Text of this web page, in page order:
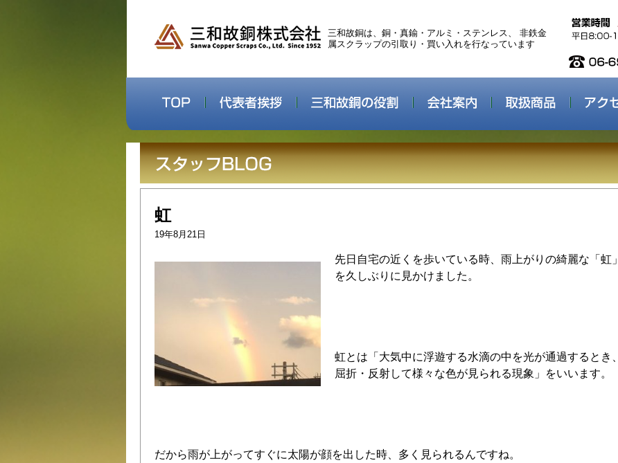
三和故銅は、銅・真鍮・アルミ・ステンレス、 非鉄金
属スクラップの引取り・買い入れを行なっています
虹
19年8月21日
先日自宅の近くを歩いている時、雨上がりの綺麗な「虹」
を久しぶりに見かけました。
虹とは「大気中に浮遊する水滴の中を光が通過するとき、
屈折・反射して様々な色が見られる現象」をいいます。
だから雨が上がってすぐに太陽が顔を出した時、多く見られるんですね。